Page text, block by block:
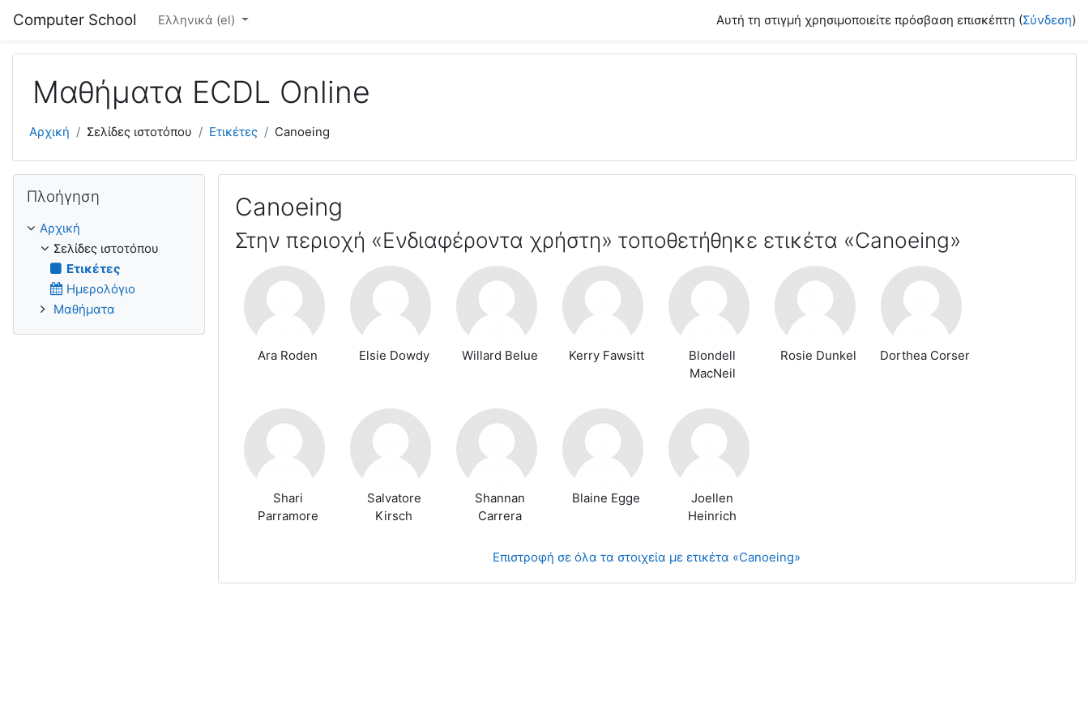
Computer School Ελληνικά ‎(el)‎ Αυτή τη στιγμή χρησιμοποιείτε πρόσβαση επισκέπτη (Σύνδεση)
Μαθήματα ECDL Online
Αρχική Σελίδες ιστοτόπου Ετικέτες Canoeing
Canoeing
Στην περιοχή «Ενδιαφέροντα χρήστη» τοποθετήθηκε ετικέτα «Canoeing»
Ara Roden Elsie Dowdy Willard Belue Kerry Fawsitt
Blondell
MacNeil
Rosie Dunkel Dorthea Corser
Shari
Parramore
Salvatore
Kirsch
Shannan
Carrera
Blaine Egge
Joellen
Heinrich
Επιστροφή σε όλα τα στοιχεία με ετικέτα «Canoeing»
Πλοήγηση
Αρχική
Σελίδες ιστοτόπου
Ετικέτες
Ημερολόγιο
Μαθήματα